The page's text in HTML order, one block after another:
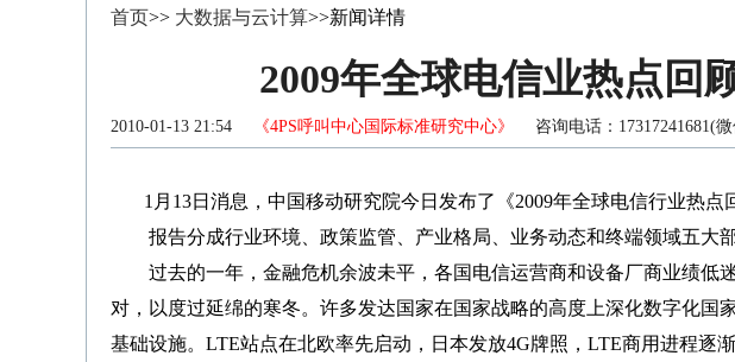
首页>> 大数据与云计算>>新闻详情
2009年全球电信业热点回
2010-01-13 21:54 《4PS呼叫中心国际标准研究中心》 咨询电话：17317241681(
1月13日消息，中国移动研究院今日发布了《2009年全球电信行业热点
报告分成行业环境、政策监管、产业格局、业务动态和终端领域五大部
过去的一年，金融危机余波未平，各国电信运营商和设备厂商业绩低
对，以度过延绵的寒冬。许多发达国家在国家战略的高度上深化数字化国
基础设施。LTE站点在北欧率先启动，日本发放4G牌照，LTE商用进程逐渐